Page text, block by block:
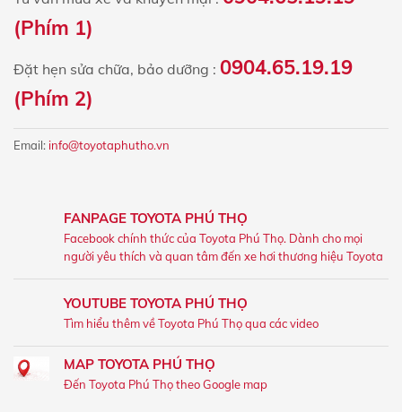
(Phím 1)
Đặt hẹn sửa chữa, bảo dưỡng : 0904.65.19.19
(Phím 2)
Email: info@toyotaphutho.vn
FANPAGE TOYOTA PHÚ THỌ
Facebook chính thức của Toyota Phú Thọ. Dành cho mọi
người yêu thích và quan tâm đến xe hơi thương hiệu Toyota
YOUTUBE TOYOTA PHÚ THỌ
Tìm hiểu thêm về Toyota Phú Thọ qua các video
MAP TOYOTA PHÚ THỌ
Đến Toyota Phú Thọ theo Google map